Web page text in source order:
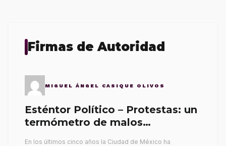
Firmas de Autoridad
MIGUEL ÁNGEL CASIQUE OLIVOS
Esténtor Político – Protestas: un
termómetro de malos
En los últimos cinco años la Ciudad de México ha